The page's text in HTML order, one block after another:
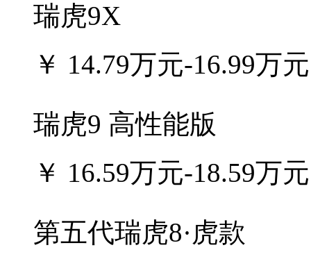
瑞虎9X
￥ 14.79万元-16.99万元
瑞虎9 高性能版
￥ 16.59万元-18.59万元
第五代瑞虎8·虎款